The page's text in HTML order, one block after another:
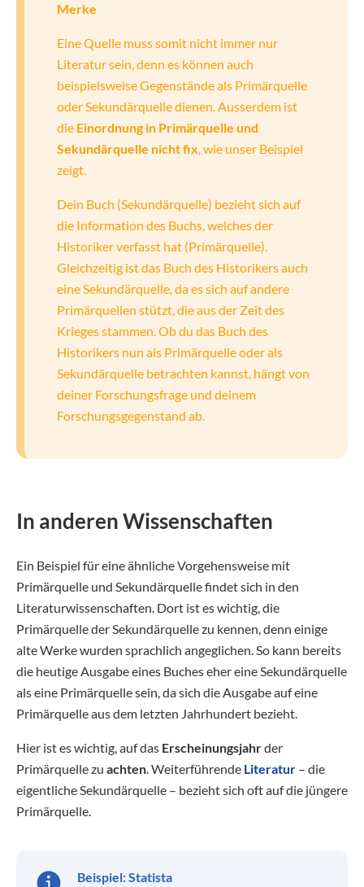
Merke
Eine Quelle muss somit nicht immer nur
Literatur sein, denn es können auch
beispielsweise Gegenstände als Primärquelle
oder Sekundärquelle dienen. Ausserdem ist
die Einordnung in Primärquelle und
Sekundärquelle nicht fix, wie unser Beispiel
zeigt.
Dein Buch (Sekundärquelle) bezieht sich auf
die Information des Buchs, welches der
Historiker verfasst hat (Primärquelle).
Gleichzeitig ist das Buch des Historikers auch
eine Sekundärquelle, da es sich auf andere
Primärquellen stützt, die aus der Zeit des
Krieges stammen. Ob du das Buch des
Historikers nun als Primärquelle oder als
Sekundärquelle betrachten kannst, hängt von
deiner Forschungsfrage und deinem
Forschungsgegenstand ab.
In anderen Wissenschaften
Ein Beispiel für eine ähnliche Vorgehensweise mit
Primärquelle und Sekundärquelle findet sich in den
Literaturwissenschaften. Dort ist es wichtig, die
Primärquelle der Sekundärquelle zu kennen, denn einige
alte Werke wurden sprachlich angeglichen. So kann bereits
die heutige Ausgabe eines Buches eher eine Sekundärquelle
als eine Primärquelle sein, da sich die Ausgabe auf eine
Primärquelle aus dem letzten Jahrhundert bezieht.
Hier ist es wichtig, auf das Erscheinungsjahrder
Primärquelle zu achten. Weiterführende Literatur – die
eigentliche Sekundärquelle – bezieht sich oft auf die jüngere
Primärquelle.
Beispiel: Statista